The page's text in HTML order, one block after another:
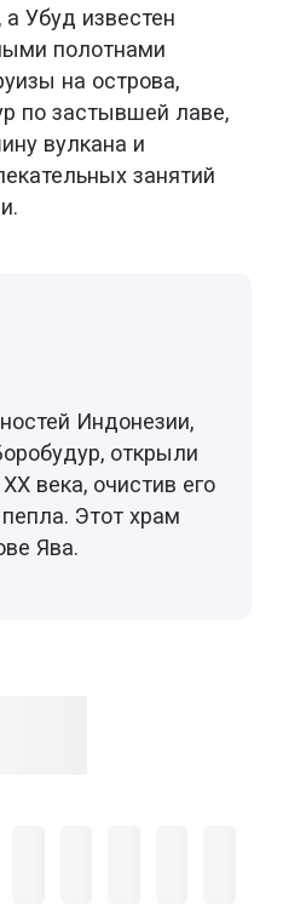
Убуд известен
полотнами
на острова,
по застывшей лаве,
вулкана и
занятий
Индонезии,
открыли
века, очистив его
Этот храм
Ява.